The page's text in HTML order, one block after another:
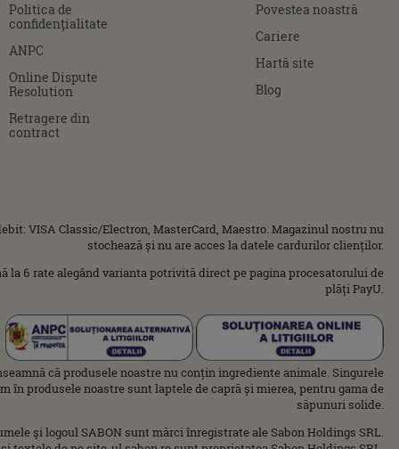
Politica de
confidențialitate
ANPC
Online Dispute
Resolution
Retragere din
contract
Povestea noastră
Cariere
Hartă site
Blog
VISA Classic/Electron, MasterCard, Maestro. Magazinul nostru nu
stochează și nu are acces la datele cardurilor clienților.
6 rate alegând varianta potrivită direct pe pagina procesatorului de
plăți PayU.
că produsele noastre nu conțin ingrediente animale. Singurele
în produsele noastre sunt laptele de capră și mierea, pentru gama de
săpunuri solide.
şi logoul SABON sunt mărci înregistrate ale Sabon Holdings SRL.